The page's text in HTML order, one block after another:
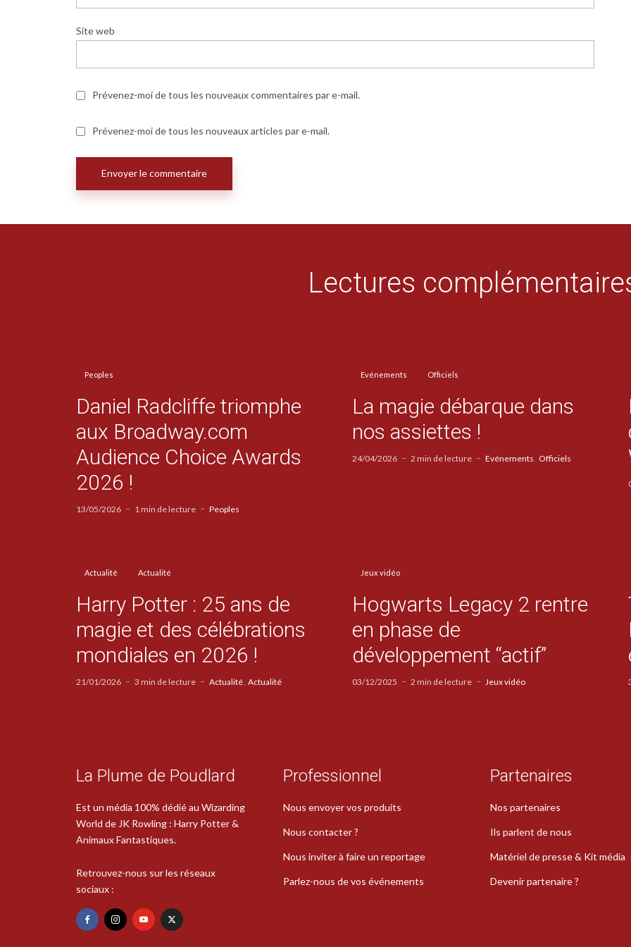
Site web
Prévenez-moi de tous les nouveaux commentaires par e-mail.
Prévenez-moi de tous les nouveaux articles par e-mail.
Lectures
Peoples
Daniel Radcliffe triomphe
aux Broadway.com
Audience Choice Awards
2026 !
13/05/2026 1 min de lecture Peoples
Evénements Officiels
La magie débarque dans
nos assiettes !
24/04/2026 2 min de lecture Evénements Officiels
Actualité Actualité
Harry Potter : 25 ans de
magie et des célébrations
mondiales en 2026 !
21/01/2026 3 min de lecture Actualité Actualité
Jeux vidéo
Hogwarts Legacy 2 rentre
en phase de
développement “actif”
03/12/2025 2 min de lecture Jeux vidéo
La Plume de Poudlard
Est un média 100% dédié au Wizarding
World de JK Rowling : Harry Potter &
Animaux Fantastiques.
Retrouvez-nous sur les réseaux
sociaux :
Professionnel
Nous envoyer vos produits
Nous contacter ?
Nous inviter à faire un reportage
Parlez-nous de vos événements
Partenaires
Nos partenaires
Ils parlent de nous
Matériel de presse & Kit média
Devenir partenaire ?